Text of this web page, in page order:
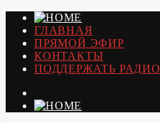
ГЛАВНАЯ
ПРЯМОЙ ЭФИР
КОНТАКТЫ
ПОДДЕРЖАТЬ РАДИО